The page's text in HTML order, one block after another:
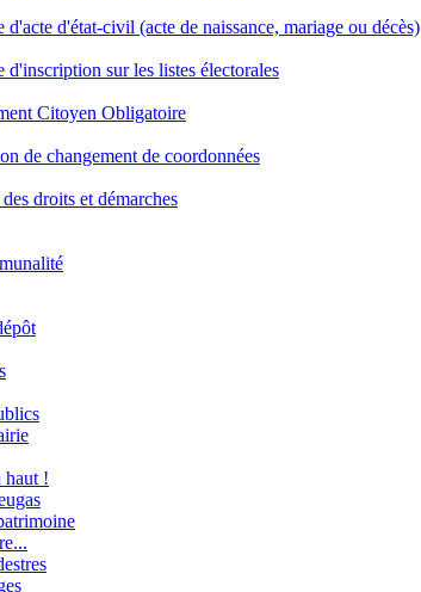
d'acte d'état-civil (acte de naissance, mariage ou décès)
d'inscription sur les listes électorales
Citoyen Obligatoire
de changement de coordonnées
droits et démarches
haut !